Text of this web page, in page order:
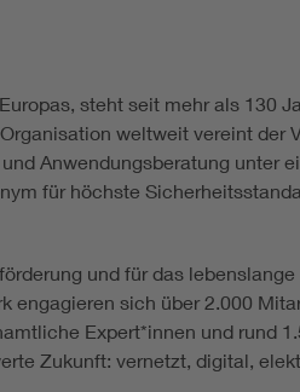
steht seit mehr als 130
weltweit vereint der
Anwendungsberatung unter
für höchste
und für das
engagieren sich über 2.000
Expert*innen und rund
Zukunft: vernetzt, digital,